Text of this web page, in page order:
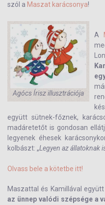
szól a Maszat karácsonya!
Agócs Írisz illusztrációja
A
együtt sütnek-főznek,
madáretetőt is gondosan
legyenek éhesek
kolbászt: „Legyen az állatoknak
Olvass bele a kötetbe itt!
Maszattal és Kamillával
az ünnep valódi szépsége a